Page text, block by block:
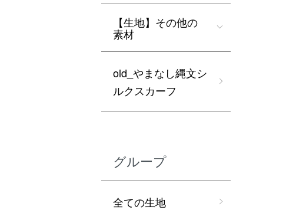
【生地】その他の
素材
old_やまなし縄文シ
ルクスカーフ
グループ
全ての生地